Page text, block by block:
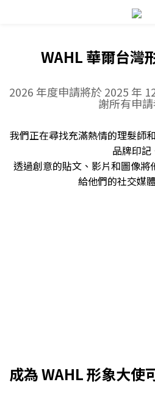
WAHL 華爾台灣
2026 年度申請將於 2025 年
謝所有申請
我們正在尋找充滿熱情的理髮師
品牌印記
透過創意的貼文、影片和圖像將
給他們的社交媒
成為 WAHL 形象大